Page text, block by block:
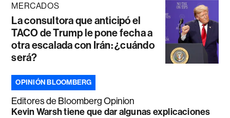
MERCADOS
La consultora que anticipó el
TACO de Trump le pone fecha a
otra escalada con Irán: ¿cuándo
será?
OPINIÓN BLOOMBERG
Editores de Bloomberg Opinion
Kevin Warsh tiene que dar algunas explicaciones